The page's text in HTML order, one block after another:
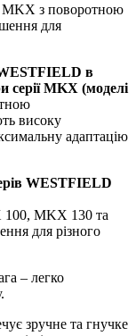
MKX з поворотною
для
в
серії MKX (моделі
високу
адаптацію
WESTFIELD
MKX 130 та
для різного
– легко
зручне та гнучке